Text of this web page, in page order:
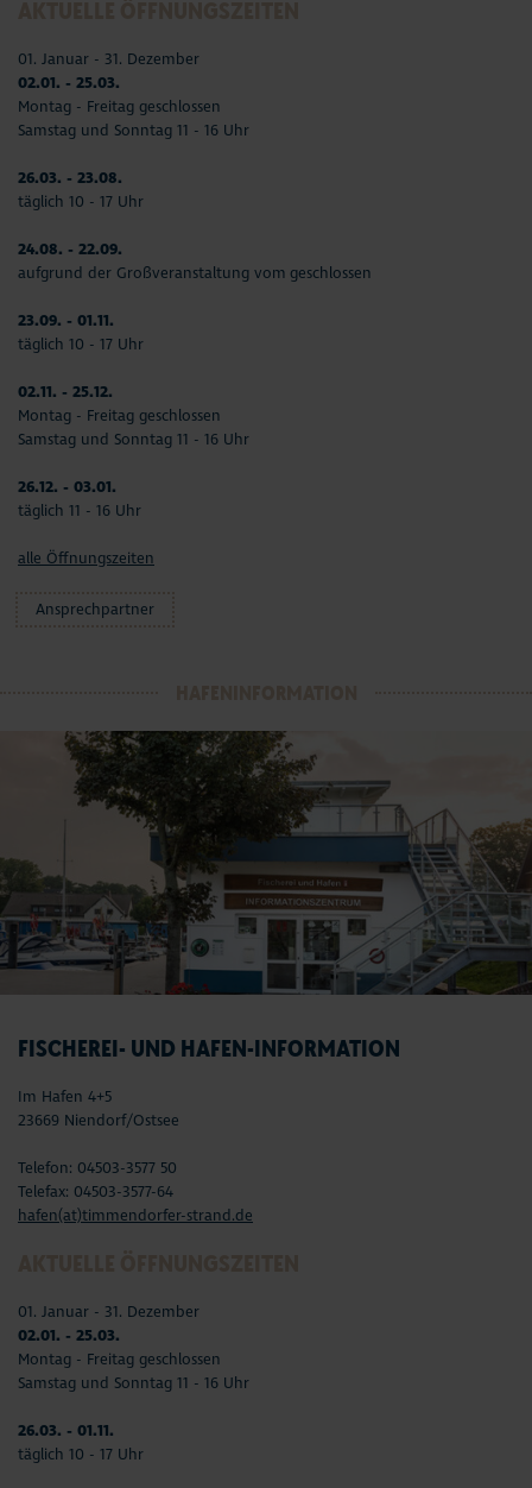
01. Januar - 31. Dezember
02.01. - 25.03.
Montag - Freitag geschlossen
Samstag und Sonntag 11 - 16 Uhr
26.03. - 23.08.
täglich 10 - 17 Uhr
24.08. - 22.09.
aufgrund der Großveranstaltung vom geschlossen
23.09. - 01.11.
täglich 10 - 17 Uhr
02.11. - 25.12.
Montag - Freitag geschlossen
Samstag und Sonntag 11 - 16 Uhr
26.12. - 03.01.
täglich 11 - 16 Uhr
alle Öffnungszeiten
Ansprechpartner
FISCHEREI- UND HAFEN-INFORMATION
Im Hafen 4+5
23669 Niendorf/Ostsee
Telefon: 04503-3577 50
Telefax: 04503-3577-64
hafen(at)timmendorfer-strand.de
01. Januar - 31. Dezember
02.01. - 25.03.
Montag - Freitag geschlossen
Samstag und Sonntag 11 - 16 Uhr
26.03. - 01.11.
täglich 10 - 17 Uhr